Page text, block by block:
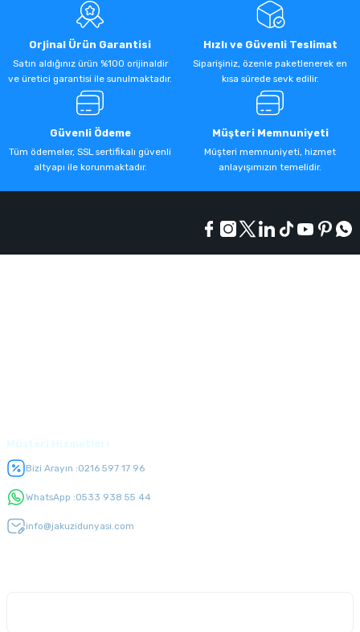
Orjinal Ürün Garantisi
Satın aldığınız ürün %100 orijinaldir
ve üretici garantisi ile sunulmaktadır.
Hızlı ve Güvenli Teslimat
Siparişiniz, özenle paketlenerek en
kısa sürede sevk edilir.
Güvenli Ödeme
Tüm ödemeler, SSL sertifikalı güvenli
altyapı ile korunmaktadır.
Müşteri Memnuniyeti
Müşteri memnuniyeti, hizmet
anlayışımızın temelidir.
Bizi Arayın :0216 597 17 96
WhatsApp :0533 938 55 44
info@jakuzidunyasi.com